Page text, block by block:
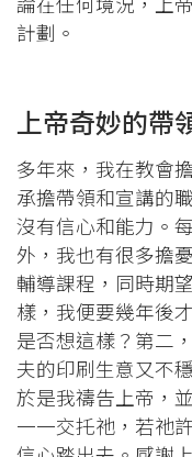
計劃。
上帝奇妙的帶
多年來，我在教會
承擔帶領和宣講的
沒有信心和能力。
外，我也有很多擔
輔導課程，同時期
樣，我便要幾年後
是否想這樣？第二
夫的印刷生意又不
於是我禱告上帝，
一一交托祂，若祂